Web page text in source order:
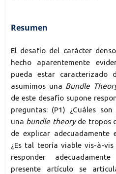
Resumen
El desafío del carácter
hecho aparentemente
pueda estar caracterizado
asumimos una Bundle
de este desafío supone
preguntas: (P1) ¿Cuáles
una bundle theoryde tropos
de explicar adecuadamente
¿Es tal teoría viable vis-à-
responder
presente artículo se